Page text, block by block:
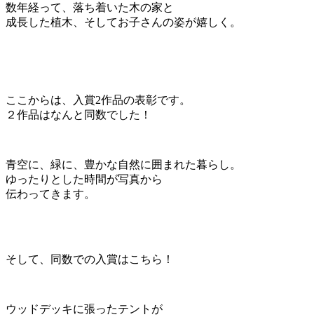
数年経って、落ち着いた木の家と
成長した植木、そしてお子さんの姿が嬉しく。
ここからは、入賞2作品の表彰です。
２作品はなんと同数でした！
青空に、緑に、豊かな自然に囲まれた暮らし。
ゆったりとした時間が写真から
伝わってきます。
そして、同数での入賞はこちら！
ウッドデッキに張ったテントが